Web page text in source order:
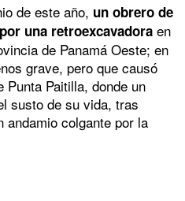
de este año, un obrero de
una retroexcavadora en
de Panamá Oeste; en
grave, pero que causó
Punta Paitilla, donde un
susto de su vida, tras
andamio colgante por la